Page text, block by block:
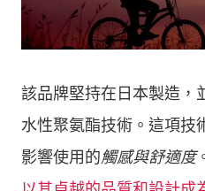
該品牌堅持在日本製造，
水性聚氨酯技術。這項技
影響使用的觸感與舒適度